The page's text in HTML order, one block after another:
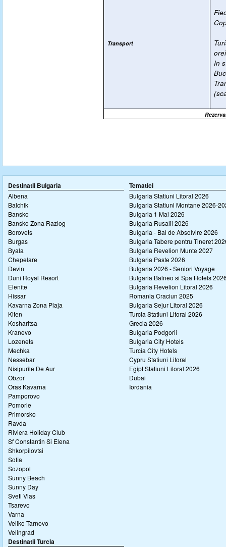
Transport
In
Destinatii Bulgaria
Albena
Balchik
Bansko
Bansko Zona Razlog
Borovets
Burgas
Byala
Chepelare
Devin
Duni Royal Resort
Elenite
Hissar
Kavarna Zona Plaja
Kiten
Kosharitsa
Kranevo
Lozenets
Mechka
Nessebar
Nisipurile De Aur
Obzor
Oras Kavarna
Pamporovo
Pomorie
Primorsko
Ravda
Riviera Holiday Club
Sf Constantin Si Elena
Shkorpilovtsi
Sofia
Sozopol
Sunny Beach
Sunny Day
Sveti Vlas
Tsarevo
Varna
Veliko Tarnovo
Velingrad
Destinatii Turcia
Tematici
Bulgaria Statiuni Litoral 2026
Bulgaria Statiuni Montane 2026-
Bulgaria 1 Mai 2026
Bulgaria Rusalii 2026
Bulgaria - Bal de Absolvire 2026
Bulgaria Tabere pentru Tineret
Bulgaria Revelion Munte 2027
Bulgaria Paste 2026
Bulgaria 2026 - Seniori Voyage
Bulgaria Balneo si Spa Hotels
Bulgaria Revelion Litoral 2026
Romania Craciun 2025
Bulgaria Sejur Litoral 2026
Turcia Statiuni Litoral 2026
Grecia 2026
Bulgaria Podgorii
Bulgaria City Hotels
Turcia City Hotels
Cypru Statiuni Litoral
Egipt Statiuni Litoral 2026
Dubai
Iordania